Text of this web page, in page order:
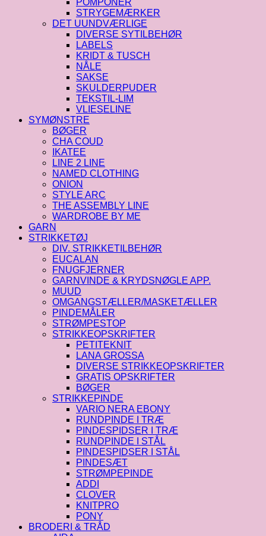
STRYGEMÆRKER
DET UUNDVÆRLIGE
DIVERSE SYTILBEHØR
LABELS
KRIDT & TUSCH
NÅLE
SAKSE
SKULDERPUDER
TEKSTIL-LIM
VLIESELINE
SYMØNSTRE
BØGER
CHA COUD
IKATEE
LINE 2 LINE
NAMED CLOTHING
ONION
STYLE ARC
THE ASSEMBLY LINE
WARDROBE BY ME
GARN
STRIKKETØJ
DIV. STRIKKETILBEHØR
EUCALAN
FNUGFJERNER
GARNVINDE & KRYDSNØGLE APP.
MUUD
OMGANGSTÆLLER/MASKETÆLLER
PINDEMÅLER
STRØMPESTOP
STRIKKEOPSKRIFTER
PETITEKNIT
LANA GROSSA
DIVERSE STRIKKEOPSKRIFTER
GRATIS OPSKRIFTER
BØGER
STRIKKEPINDE
VARIO NERA EBONY
RUNDPINDE I TRÆ
PINDESPIDSER I TRÆ
RUNDPINDE I STÅL
PINDESPIDSER I STÅL
PINDESÆT
STRØMPEPINDE
ADDI
CLOVER
KNITPRO
PONY
BRODERI & TRÅD